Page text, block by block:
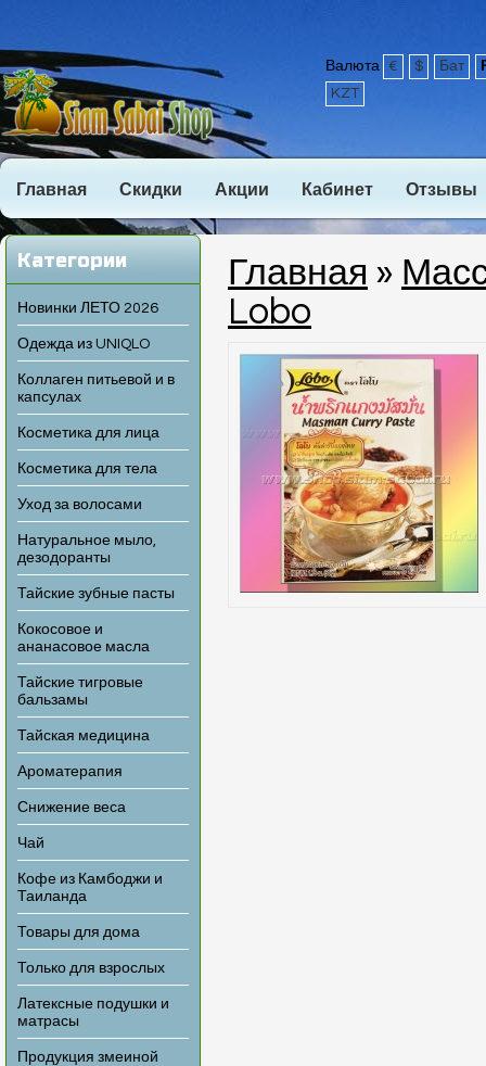
Валюта € $ Бат
KZT
Главная Скидки Акции Кабинет Отзывы
Категории
Новинки ЛЕТО 2026
Одежда из UNIQLO
Коллаген питьевой и в
капсулах
Косметика для лица
Косметика для тела
Уход за волосами
Натуральное мыло,
дезодоранты
Тайские зубные пасты
Кокосовое и
ананасовое масла
Тайские тигровые
бальзамы
Тайская медицина
Ароматерапия
Снижение веса
Чай
Кофе из Камбоджи и
Таиланда
Товары для дома
Только для взрослых
Латексные подушки и
матрасы
Продукция змеиной
Главная »
Lobo